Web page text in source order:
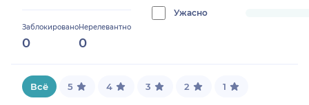
Заблокировано
0
Нерелевантно
0
Ужасно
0%
Всё 5 4 3 2 1